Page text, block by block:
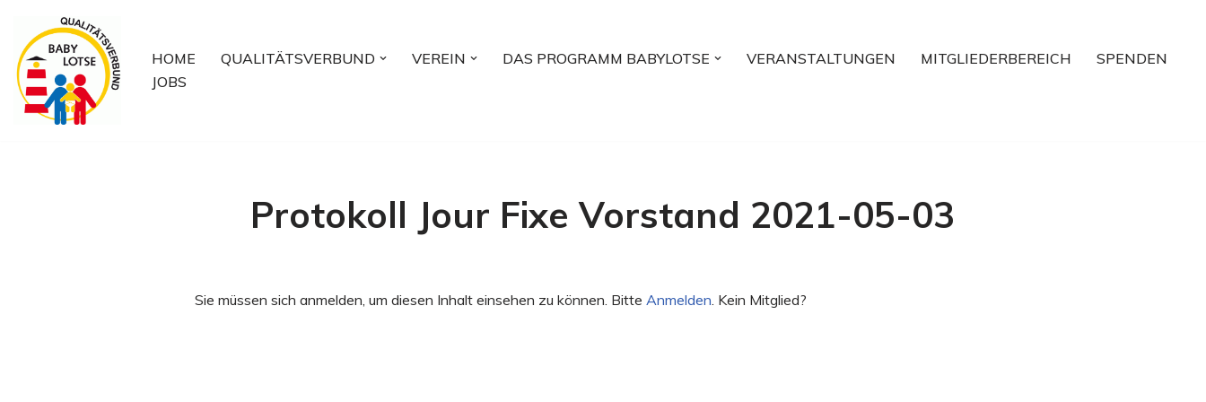
Zum
Inhalt
springen
HOME QUALITÄTSVERBUND VEREIN DAS PROGRAMM BABYLOTSE VERANSTALTUNGEN MITGLIEDERBEREICH
SPENDEN
JOBS
Protokoll Jour Fixe Vorstand 2021-05-03
Sie müssen sich anmelden, um diesen Inhalt einsehen zu können. Bitte Anmelden . Kein Mitglied?